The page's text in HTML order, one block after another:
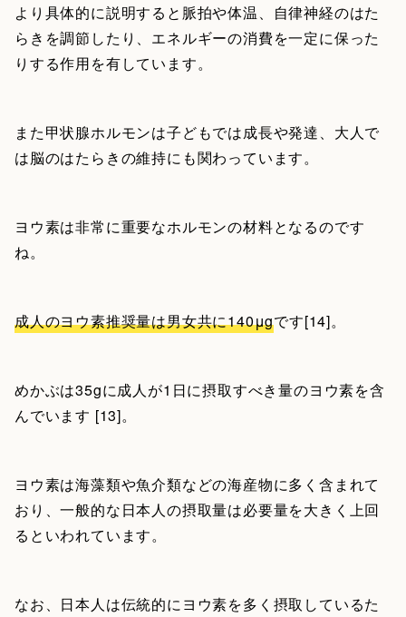
より具体的に説明すると脈拍や体温、自律神経のはた
らきを調節したり、エネルギーの消費を一定に保った
りする作用を有しています。
また甲状腺ホルモンは子どもでは成長や発達、大人で
は脳のはたらきの維持にも関わっています。
ヨウ素は非常に重要なホルモンの材料となるのです
ね。
成人のヨウ素推奨量は男女共に140μgです[14]。
めかぶは35gに成人が1日に摂取すべき量のヨウ素を含
んでいます [13]。
ヨウ素は海藻類や魚介類などの海産物に多く含まれて
おり、一般的な日本人の摂取量は必要量を大きく上回
るといわれています。
なお、日本人は伝統的にヨウ素を多く摂取しているた